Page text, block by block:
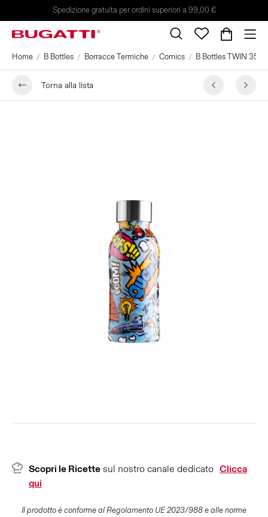
Spedizione gratuita per ordini superiori a 99,00 €
Home B Bottles Borracce Termiche Comics B Bottles TWIN 350
Torna alla lista
Scopri le Ricette sul nostro canale dedicato Clicca
qui
Il prodotto è conforme al Regolamento UE 2023/988 e alle norme